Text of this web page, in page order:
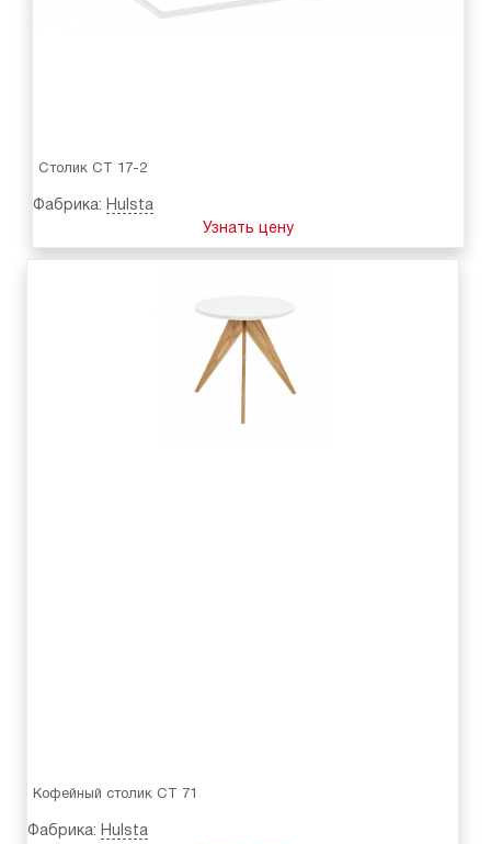
Столик CT 17-2
Фабрика: Hulsta
Узнать цену
Кофейный столик CT 71
Фабрика: Hulsta